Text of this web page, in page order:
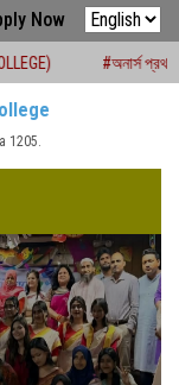
Now
#অনার্স প্রথম বর্ষ (২০২৫-২৬)
1205.